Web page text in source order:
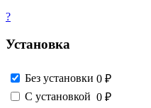
?
Установка
Без установки 0 ₽
С установкой 0 ₽